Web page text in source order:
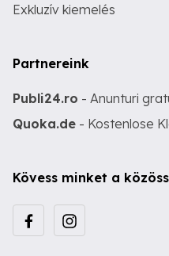
Exkluzív kiemelés
Partnereink
Publi24.ro - Anunturi
Quoka.de - Kostenlose
Kövess minket a